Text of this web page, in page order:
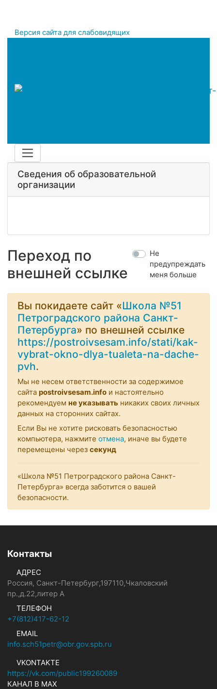
Версия сайта для слабовидящих
Сведения об образовательной
организации
Переход по
внешней ссылке
Не
предупреждать
меня больше
Вы покидаете сайт «Школа №51
Петроградского района Санкт-
Петербурга» по внешней ссылке
https://postroivsesam.info/stati/kak-
vybrat-okno-dlya-tualeta-na-dache-
pvh.
Мы не несем ответственности за содержимое
сайта postroivsesam.info и настоятельно
рекомендуем не указывать никаких своих личных
данных на сторонних сайтах.
Если Вы не хотите рисковать безопасностью
компьютера, нажмите отмена, иначе вы будете
перемещены через секунд
«Школа №51 Петроградского района Санкт-
Петербурга» всегда заботится о вашей
безопасности.
Контакты
АДРЕС
Россия, Санкт-Петербург,197110,Чкаловский
пр.,д.22,литер А
ТЕЛЕФОН
+7(812)417-62-12
EMAIL
info.sch51petr@obr.gov.spb.ru
VKONTAKTE
https://vk.com/public199260089
КАНАЛ В MAX